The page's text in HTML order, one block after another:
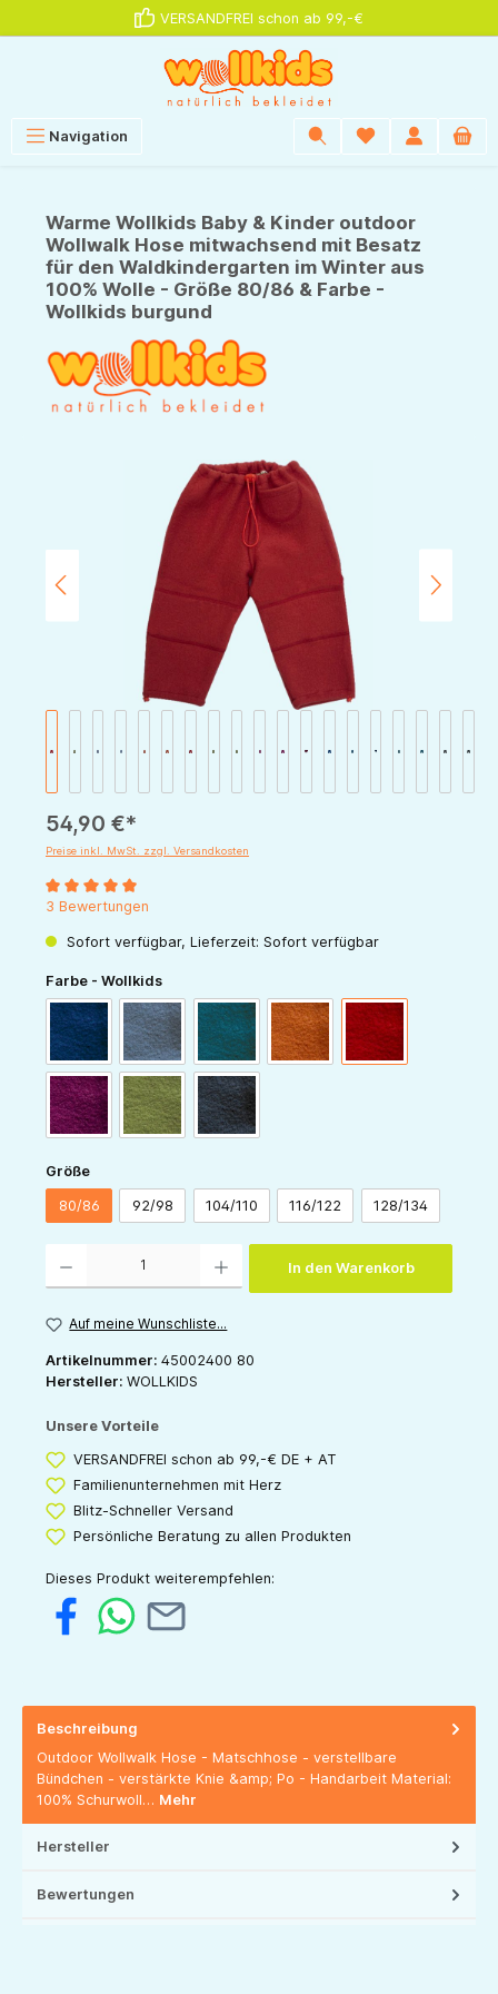
VERSANDFREI schon ab 99,-€
Navigation
Warme Wollkids Baby & Kinder outdoor
Wollwalk Hose mitwachsend mit Besatz
für den Waldkindergarten im Winter aus
100% Wolle - Größe 80/86 & Farbe -
Wollkids burgund
Bildergalerie überspringen
54,90 €*
Preise inkl. MwSt. zzgl. Versandkosten
Durchschnittliche Bewertung von 5 von 5 Sternen
3 Bewertungen
Sofort verfügbar, Lieferzeit: Sofort verfügbar
Farbe - Wollkidsauswählen
navy blaugrau dunkelpetrolorange burgund
beere waldgrün anthrazit
Größeauswählen
80/86 92/98 104/110 116/122 128/134
In den Warenkorb
Auf meine Wunschliste...
Artikelnummer: 45002400 80
Hersteller: WOLLKIDS
Unsere Vorteile
VERSANDFREI schon ab 99,-€ DE + AT
Familienunternehmen mit Herz
Blitz-Schneller Versand
Persönliche Beratung zu allen Produkten
Dieses Produkt weiterempfehlen:
Beschreibung
Outdoor Wollwalk Hose - Matschhose - verstellbare
Bündchen - verstärkte Knie &amp; Po - Handarbeit Material:
100% Schurwoll… Mehr
Hersteller
Bewertungen